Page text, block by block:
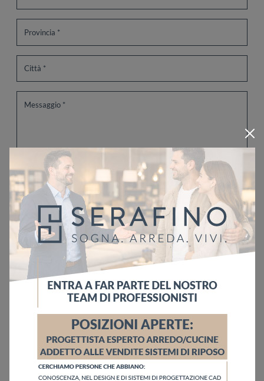
Sfoglia i cataloghi
Ho letto l'informativa sulla Privacy Policy
Invia